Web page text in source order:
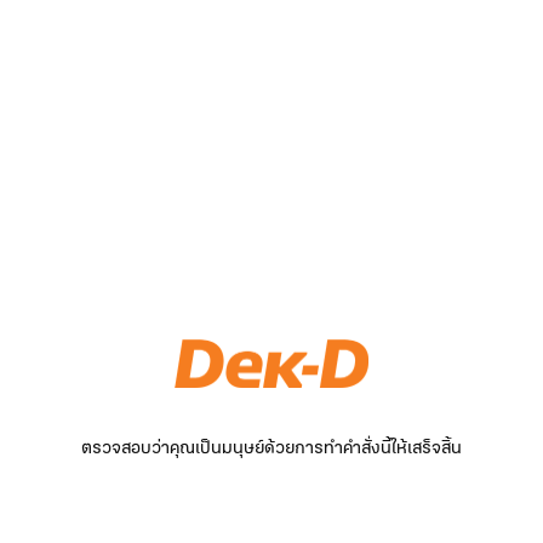
ตรวจสอบว่าคุณเป็นมนุษย์ด้วยการทำคำสั่งนี้ให้เสร็จสิ้น